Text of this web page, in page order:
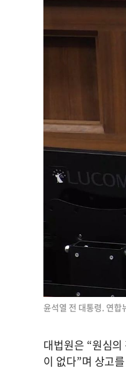
윤석열 전 대통령. 연합
대법원은 “원심
이 없다”며 상고